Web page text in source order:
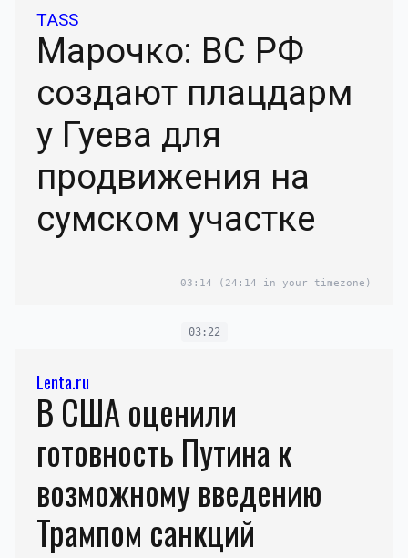
TASS
Марочко: ВС РФ
создают плацдарм
у Гуева для
продвижения на
сумском участке
03:14 (24:14 in your timezone)
03:22
Lenta.ru
В США оценили
готовность Путина к
возможному введению
Трампом санкций